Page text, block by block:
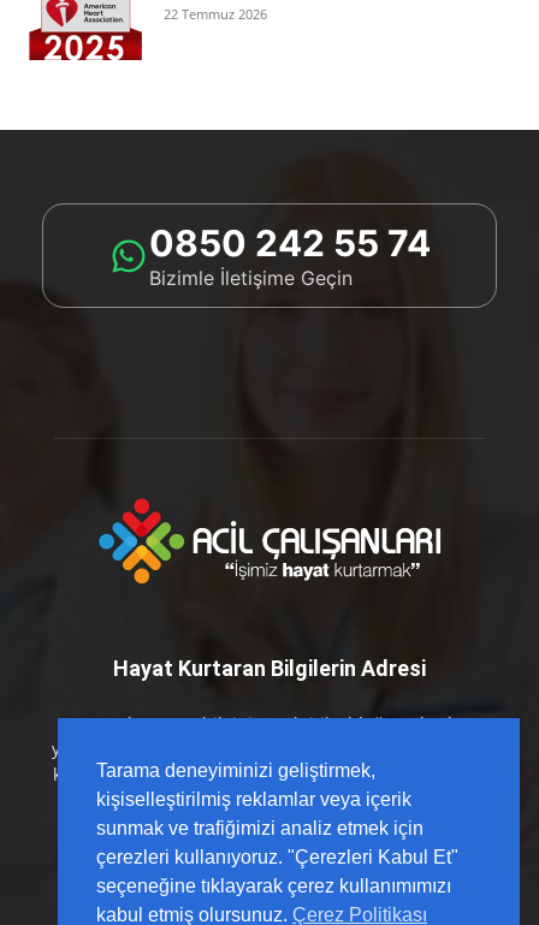
22 Temmuz 2026
0850 242 55 74
Bizimle İletişime Geçin
Hayat Kurtaran Bilgilerin Adresi
Hayat kurtaran bilginin en kritik olduğu anlarda
yanınızdayız. Acil Çalışanları platformu olarak; sahada
karşılığı olan, güncel kılavuzlarla desteklenmiş ve hızlı
erişilebilir içerikleri sizlerle buluşturuyoruz.
Tarama deneyiminizi geliştirmek,
kişiselleştirilmiş reklamlar veya içerik
sunmak ve trafiğimizi analiz etmek için
çerezleri kullanıyoruz. "Çerezleri Kabul Et"
seçeneğine tıklayarak çerez kullanımımızı
kabul etmiş olursunuz. Çerez Politikası